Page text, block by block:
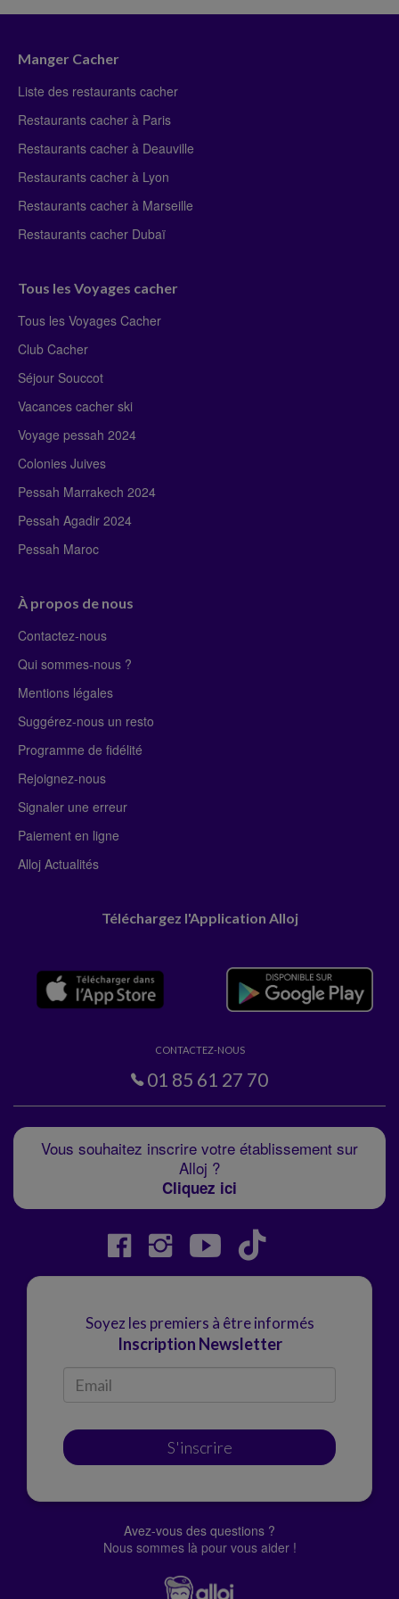
Manger Cacher
Liste des restaurants cacher
Restaurants cacher à Paris
Restaurants cacher à Deauville
Restaurants cacher à Lyon
Restaurants cacher à Marseille
Restaurants cacher Dubaï
Tous les Voyages cacher
Tous les Voyages Cacher
Club Cacher
Séjour Souccot
Vacances cacher ski
Voyage pessah 2024
Colonies Juives
Pessah Marrakech 2024
Pessah Agadir 2024
Pessah Maroc
À propos de nous
Contactez-nous
Qui sommes-nous ?
Mentions légales
Suggérez-nous un resto
Programme de fidélité
Rejoignez-nous
Signaler une erreur
Paiement en ligne
Alloj Actualités
Téléchargez l'Application Alloj
CONTACTEZ-NOUS
01 85 61 27 70
Vous souhaitez inscrire votre établissement sur
Alloj ?
Cliquez ici
Soyez les premiers à être informés
Inscription Newsletter
S'inscrire
Avez-vous des questions ?
Nous sommes là pour vous aider !